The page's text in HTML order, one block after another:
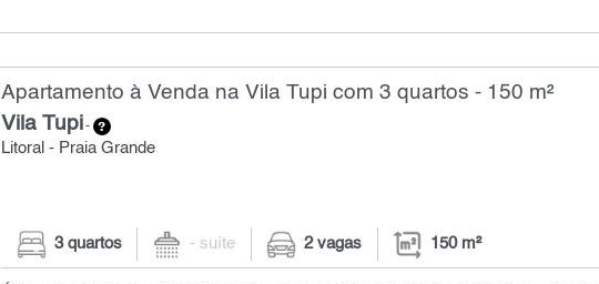
Apartamento à Venda na Vila Tupi com 3 quartos - 150 m²
Vila Tupi-
Litoral - Praia Grande
3 quartos - suíte 2 vagas 150 m²